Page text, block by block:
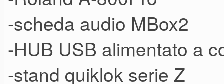
-scheda audio MBox2
-HUB USB alimentato a
-stand quiklok serie Z